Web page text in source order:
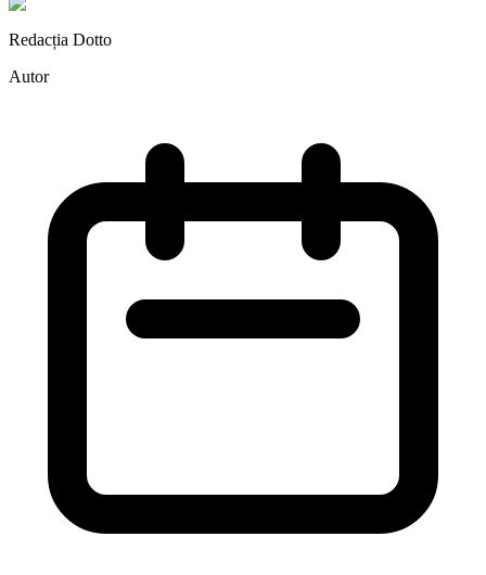
Redacția Dotto
Autor